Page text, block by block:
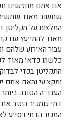
אם אתם מחפשים
שחשוב מאוד
המלצות על תקליטן
מאוד להתייעץ עם
עבור האירוע שלהם
כלשהו כדאי מאוד
התקליטן בכדי
ומקצועי והאם אתם
העבודה הטובה
דתי שמכיר היטב את
המגזר הדתי ויסייע